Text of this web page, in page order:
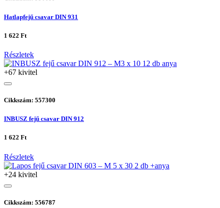
Hatlapfejű csavar DIN 931
1 622 Ft
Részletek
+67 kivitel
Cikkszám: 557300
INBUSZ fejű csavar DIN 912
1 622 Ft
Részletek
+24 kivitel
Cikkszám: 556787